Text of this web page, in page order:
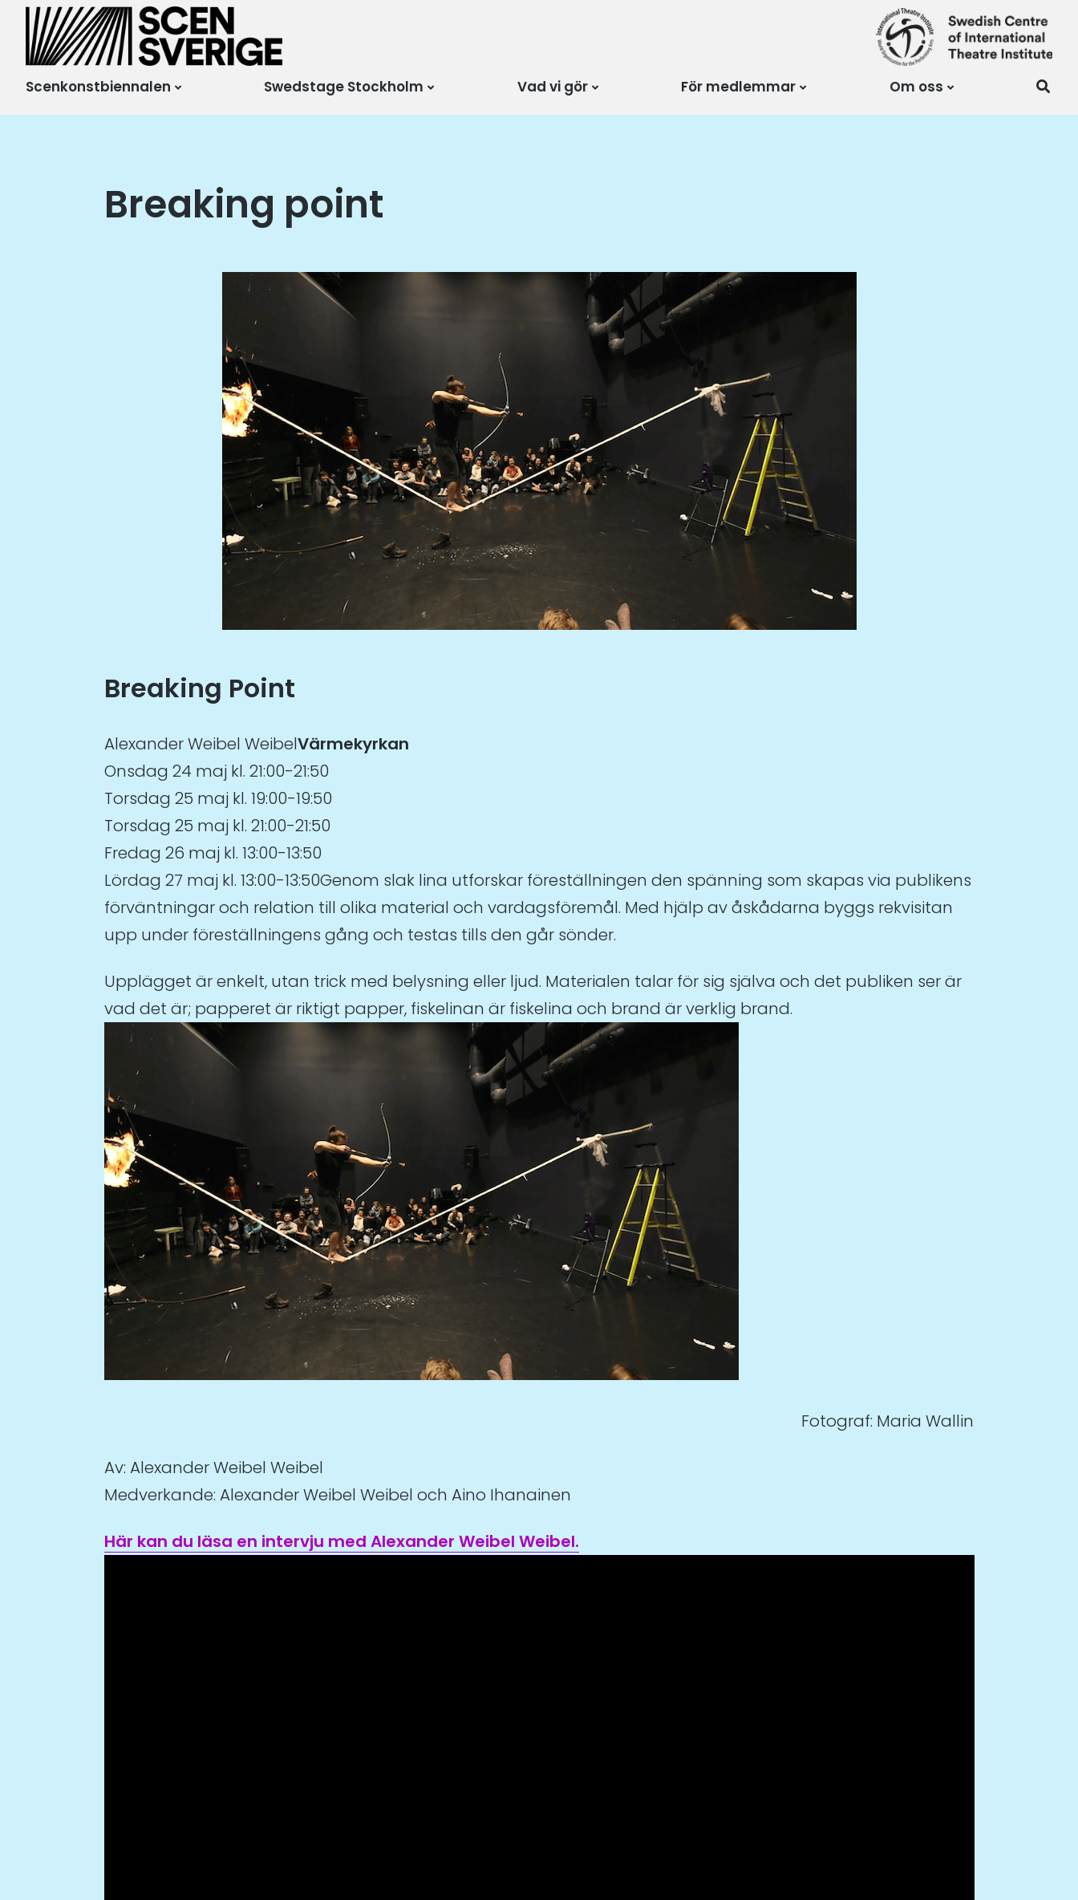
Scensverige
Mötesplats för svensk
och internationell
scenkonst
Scenkonstbiennalen Swedstage Stockholm Vad vi gör För medlemmar Om oss
Breaking point
Breaking Point
Alexander Weibel WeibelVärmekyrkan
Onsdag 24 maj kl. 21:00-21:50
Torsdag 25 maj kl. 19:00-19:50
Torsdag 25 maj kl. 21:00-21:50
Fredag 26 maj kl. 13:00-13:50
Lördag 27 maj kl. 13:00-13:50Genom slak lina utforskar föreställningen den spänning som skapas via publikens
förväntningar och relation till olika material och vardagsföremål. Med hjälp av åskådarna byggs rekvisitan
upp under föreställningens gång och testas tills den går sönder.
Upplägget är enkelt, utan trick med belysning eller ljud. Materialen talar för sig själva och det publiken ser är
vad det är; papperet är riktigt papper, fiskelinan är fiskelina och brand är verklig brand.
Fotograf: Maria Wallin
Av: Alexander Weibel Weibel
Medverkande: Alexander Weibel Weibel och Aino Ihanainen
Här kan du läsa en intervju med Alexander Weibel Weibel.